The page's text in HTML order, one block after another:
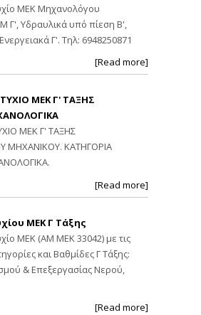
ΜΕΚ Μηχανολόγου
Γ', Υδραυλικά υπό πίεση Β',
Γ'. Τηλ: 6948250871
[Read more]
ΜΕΚ Γ' ΤΑΞΗΣ
ΜΕΚ Γ' ΤΑΞΗΣ
ΚΑΤΗΓΟΡΙΑ
[Read more]
ΜΕΚ Γ Τάξης
ΜΕΚ (ΑΜ ΜΕΚ 33042) με τις
και Βαθμίδες Γ Τάξης:
& Επεξεργασίας Νερού,
[Read more]